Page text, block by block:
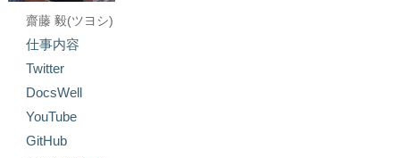
齋藤 毅(ツヨシ)
仕事内容
Twitter
DocsWell
YouTube
GitHub